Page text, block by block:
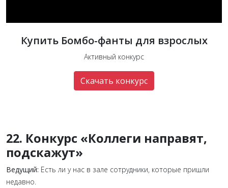
Купить Бомбо-фанты для взрослых
Активный конкурс
Скачать конкурс
22. Конкурс «Коллеги направят,
подскажут»
Ведущий: Есть ли у нас в зале сотрудники, которые пришли
недавно.